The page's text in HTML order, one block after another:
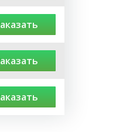
заказать
заказать
заказать